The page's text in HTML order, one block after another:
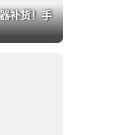
补货！手